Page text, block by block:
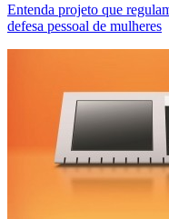
Entenda projeto que
defesa pessoal de mulheres